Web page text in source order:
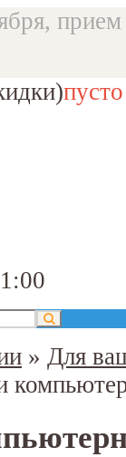
прием
пусто
» Для